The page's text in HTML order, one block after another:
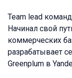
Team lead
Начинал свой
коммерческих
разрабатывает
Greenplum в